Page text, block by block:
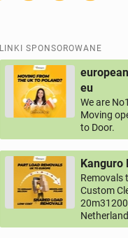
LINKI SPONSOROWANE
eu
We are
Moving
to Door.
Kanguro
Removals
Custom